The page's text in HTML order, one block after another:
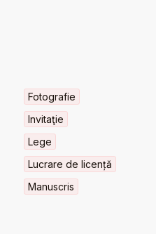
Fotografie
Invitaţie
Lege
Lucrare de licență
Manuscris